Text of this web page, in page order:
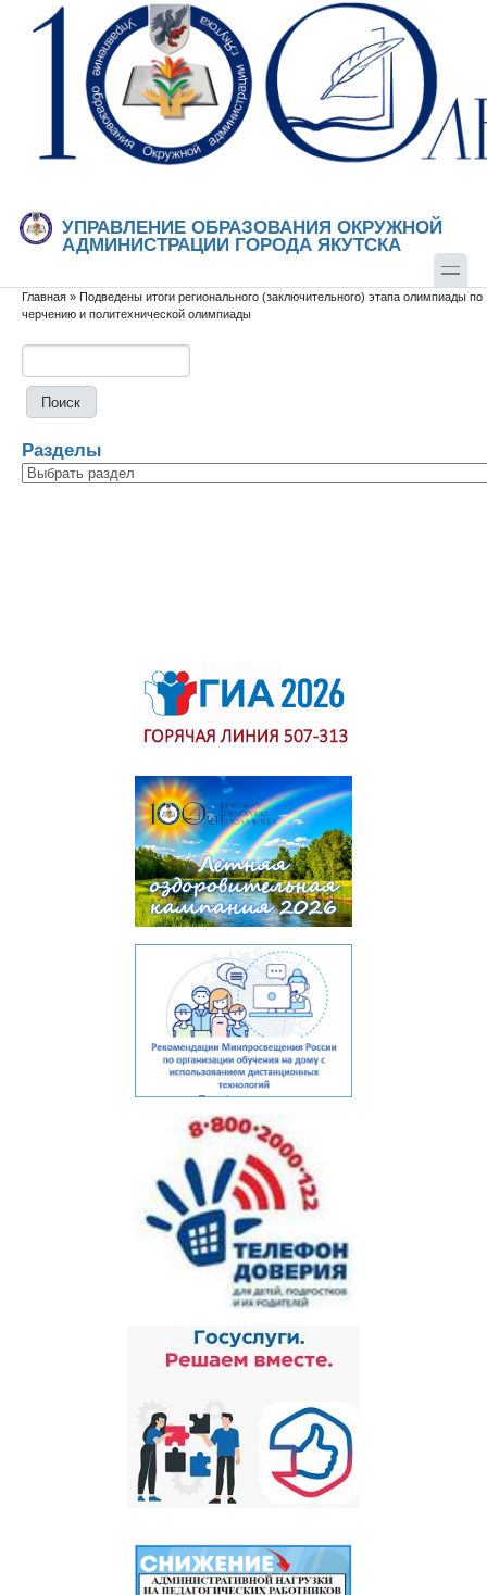
Перейти к основному содержанию
Skip to search
УПРАВЛЕНИЕ ОБРАЗОВАНИЯ ОКРУЖНОЙ
АДМИНИСТРАЦИИ ГОРОДА ЯКУТСКА
Вы здесь
Главная » Подведены итоги регионального (заключительного) этапа олимпиады по
черчению и политехнической олимпиады
Разделы